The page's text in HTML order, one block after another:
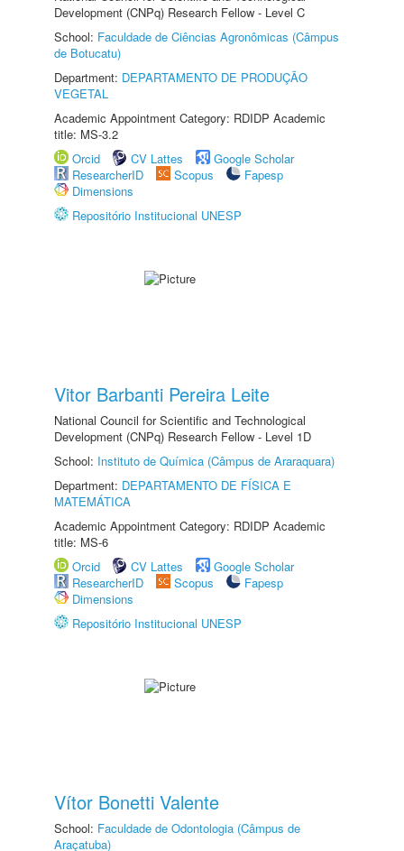
Development (CNPq) Research Fellow - Level C
School: Faculdade de Ciências Agronômicas (Câmpus
de Botucatu)
Department: DEPARTAMENTO DE PRODUÇÃO
VEGETAL
Academic Appointment Category: RDIDP Academic
title: MS-3.2
Orcid
CV Lattes
Google Scholar
ResearcherID
Scopus
Fapesp
Dimensions
Repositório Institucional UNESP
Vitor Barbanti Pereira Leite
National Council for Scientific and Technological
Development (CNPq) Research Fellow - Level 1D
School: Instituto de Química (Câmpus de Araraquara)
Department: DEPARTAMENTO DE FÍSICA E
MATEMÁTICA
Academic Appointment Category: RDIDP Academic
title: MS-6
Orcid
CV Lattes
Google Scholar
ResearcherID
Scopus
Fapesp
Dimensions
Repositório Institucional UNESP
Vítor Bonetti Valente
School: Faculdade de Odontologia (Câmpus de
Araçatuba)